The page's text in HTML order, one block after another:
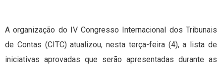
A organização do IV Congresso Internacional dos Tribunais
de Contas (CITC) atualizou, nesta terça-feira (4), a lista de
iniciativas aprovadas que serão apresentadas durante as